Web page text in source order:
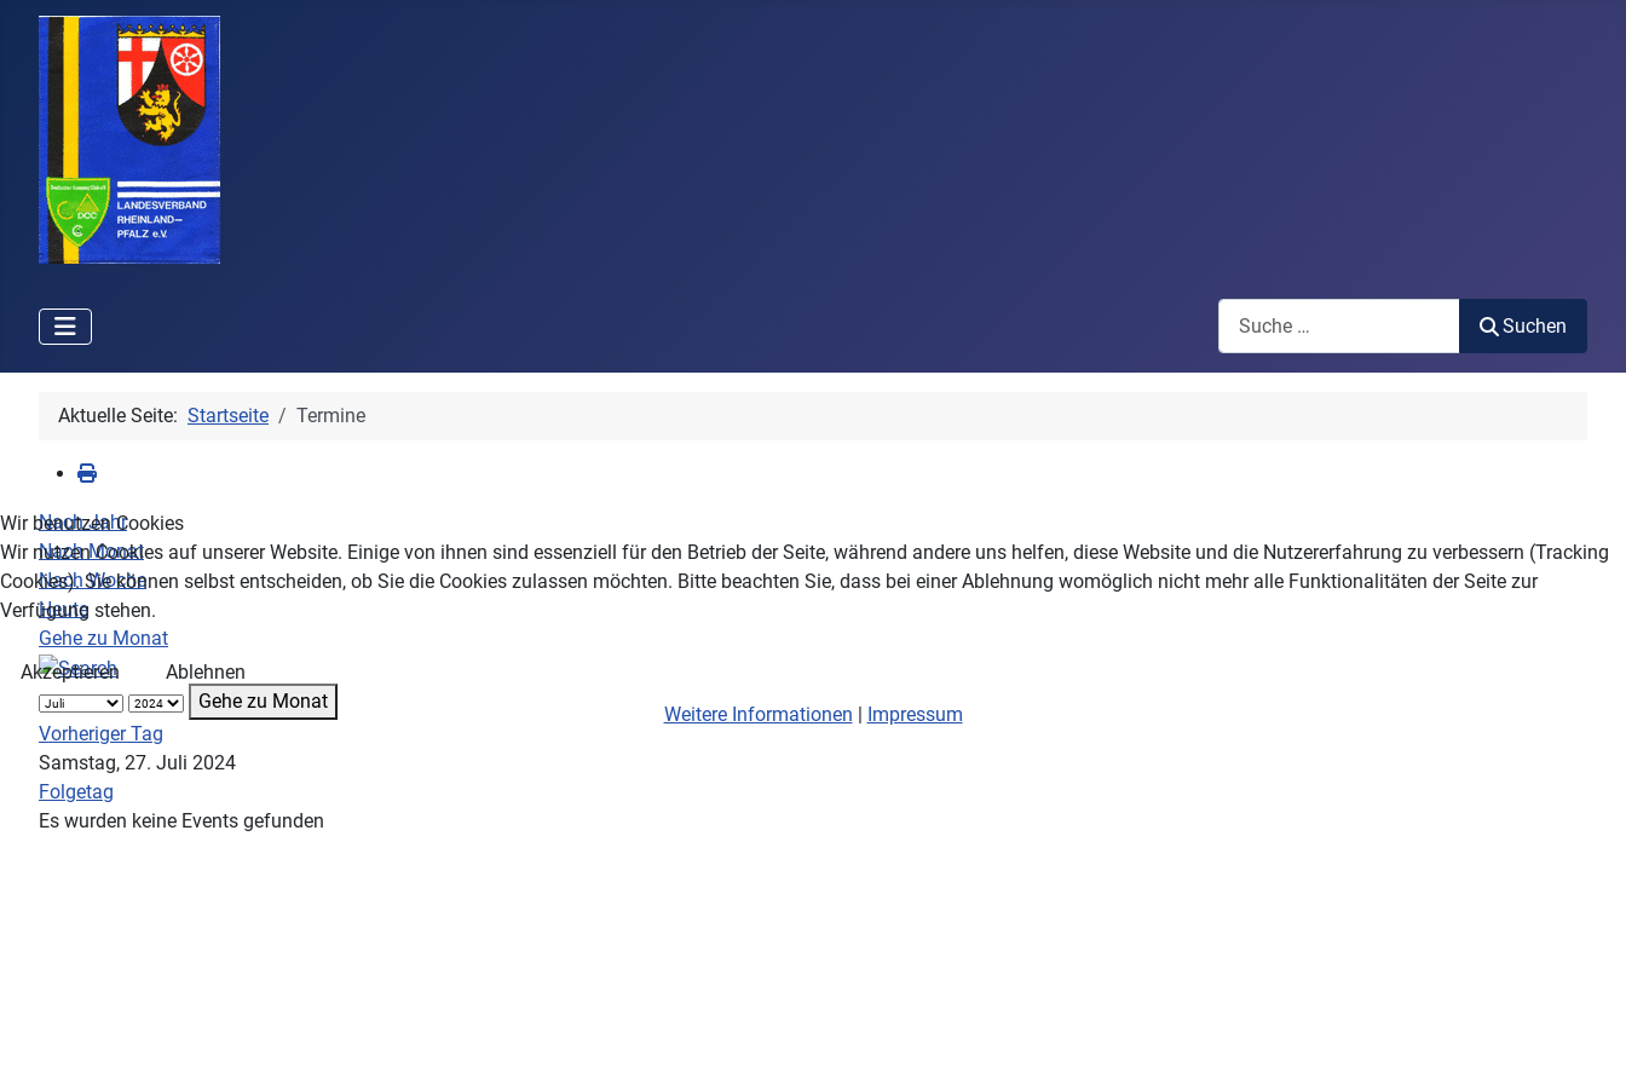
Search
Suchen
Aktuelle Seite: Startseite Termine
Nach Jahr
Nach Monat
Nach Woche
Heute
Gehe zu Monat
Gehe zu Monat
Vorheriger Tag
Samstag, 27. Juli 2024
Folgetag
Es wurden keine Events gefunden
Wir benutzen Cookies
Wir nutzen Cookies auf unserer Website. Einige von ihnen sind essenziell für den Betrieb der Seite, während andere uns helfen, diese Website und die Nutzererfahrung zu verbessern (Tracking
Cookies). Sie können selbst entscheiden, ob Sie die Cookies zulassen möchten. Bitte beachten Sie, dass bei einer Ablehnung womöglich nicht mehr alle Funktionalitäten der Seite zur
Verfügung stehen.
Akzeptieren
Ablehnen
Weitere Informationen | Impressum